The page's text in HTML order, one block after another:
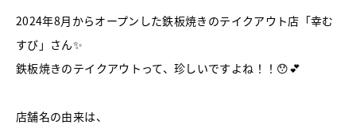
2024年8月からオープンした鉄板焼きのテイクアウト店「幸む
すび」さん✨
鉄板焼きのテイクアウトって、珍しいですよね！！😯💕
店舗名の由来は、